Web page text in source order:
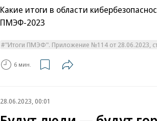
Какие итоги в области
ПМЭФ-2023
"Итоги ПМЭФ". Приложение №114 от 28.06.2023,
6 мин.
28.06.2023, 00:01